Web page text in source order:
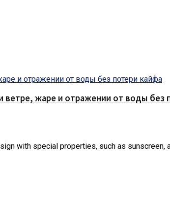
ветре, жаре и отражении от воды без
with special properties, such as sunscreen,